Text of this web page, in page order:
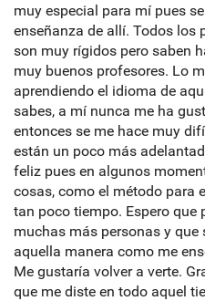
muy especial para mí pues
enseñanza de allí. Todos los
son muy rígidos pero saben
muy buenos profesores. Lo
aprendiendo el idioma de
sabes, a mí nunca me ha
entonces se me hace muy
están un poco más
feliz pues en algunos
cosas, como el método para
tan poco tiempo. Espero que
muchas más personas y que
aquella manera como me
Me gustaría volver a verte.
que me diste en todo aquel